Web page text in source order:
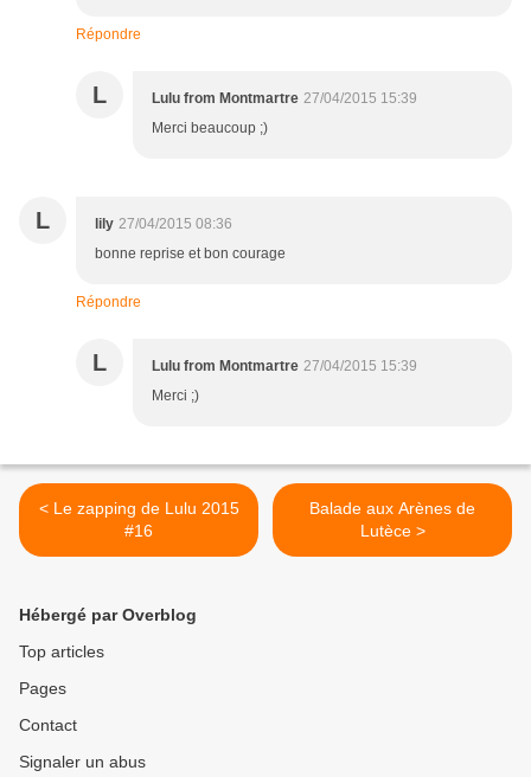
Répondre
L Lulu from Montmartre 27/04/2015 15:39
Merci beaucoup ;)
L lily 27/04/2015 08:36
bonne reprise et bon courage
Répondre
L Lulu from Montmartre 27/04/2015 15:39
Merci ;)
< Le zapping de Lulu 2015
#16
Balade aux Arènes de
Lutèce >
Hébergé par Overblog
Top articles
Pages
Contact
Signaler un abus